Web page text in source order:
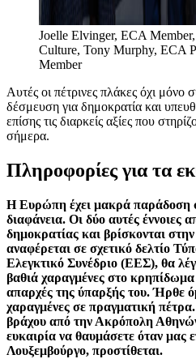
Joelle Elvinger, ECA
Culture, Tony Murphy, ECA
Member
Αυτές οι πέτρινες πλάκες όχι μόνο
δέσμευση για δημοκρατία και
επίσης τις διαρκείς αξίες που
σήμερα.
Πληροφορίες για τα
Η Ευρώπη έχει μακρά παράδοση
διαφάνεια. Οι δύο αυτές έννοιες
δημοκρατίας και βρίσκονται
αναφέρεται σε σχετικό δελτίο
Ελεγκτικό Συνέδριο (ΕΕΣ), θα
βαθιά χαραγμένες στο
απαρχές της ύπαρξής του. Ήρθε
χαραγμένες σε πραγματική
βράχου από την Ακρόπολη
ευκαιρία να θαυμάσετε όταν μας
Λουξεμβούργο, προστίθεται.